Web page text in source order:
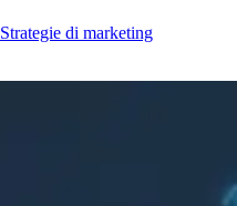
Strategie di marketing